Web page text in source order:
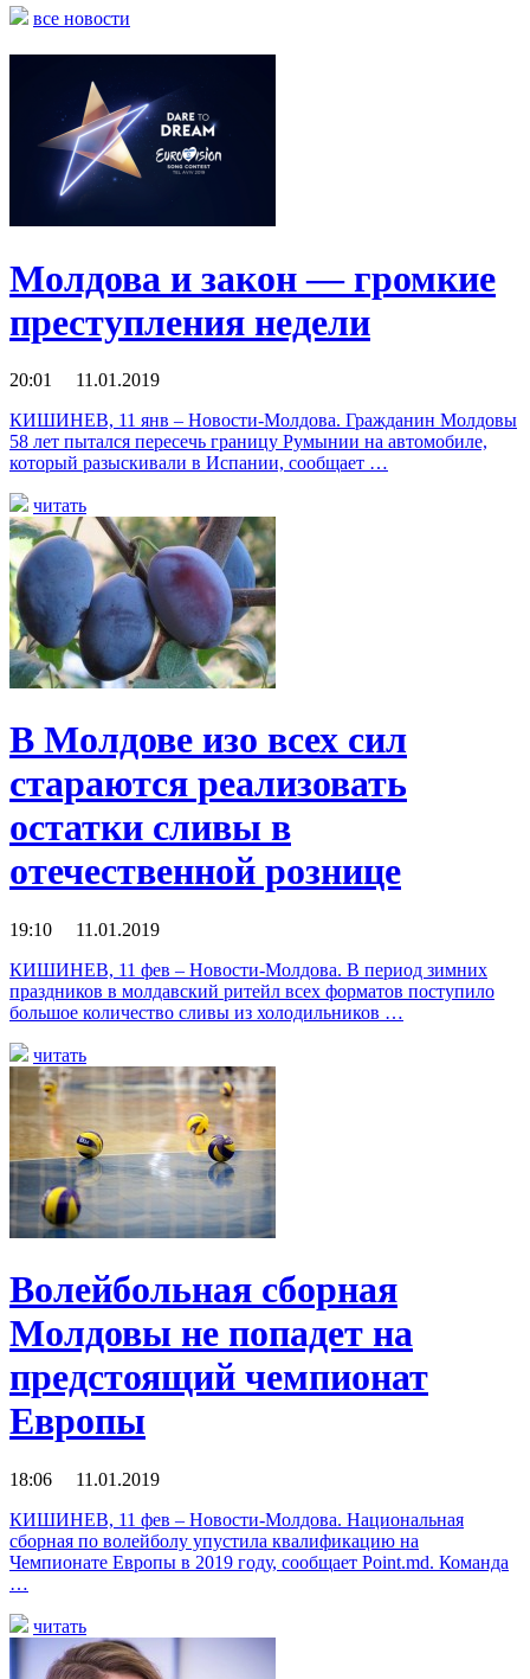
все новости
Молдова и закон — громкие
преступления недели
20:01 11.01.2019
КИШИНЕВ, 11 янв – Новости-Молдова. Гражданин Молдовы
58 лет пытался пересечь границу Румынии на автомобиле,
который разыскивали в Испании, сообщает …
читать
В Молдове изо всех сил
стараются реализовать
остатки сливы в
отечественной рознице
19:10 11.01.2019
КИШИНЕВ, 11 фев – Новости-Молдова. В период зимних
праздников в молдавский ритейл всех форматов поступило
большое количество сливы из холодильников …
читать
Волейбольная сборная
Молдовы не попадет на
предстоящий чемпионат
Европы
18:06 11.01.2019
КИШИНЕВ, 11 фев – Новости-Молдова. Национальная
сборная по волейболу упустила квалификацию на
Чемпионате Европы в 2019 году, сообщает Point.md. Команда
…
читать